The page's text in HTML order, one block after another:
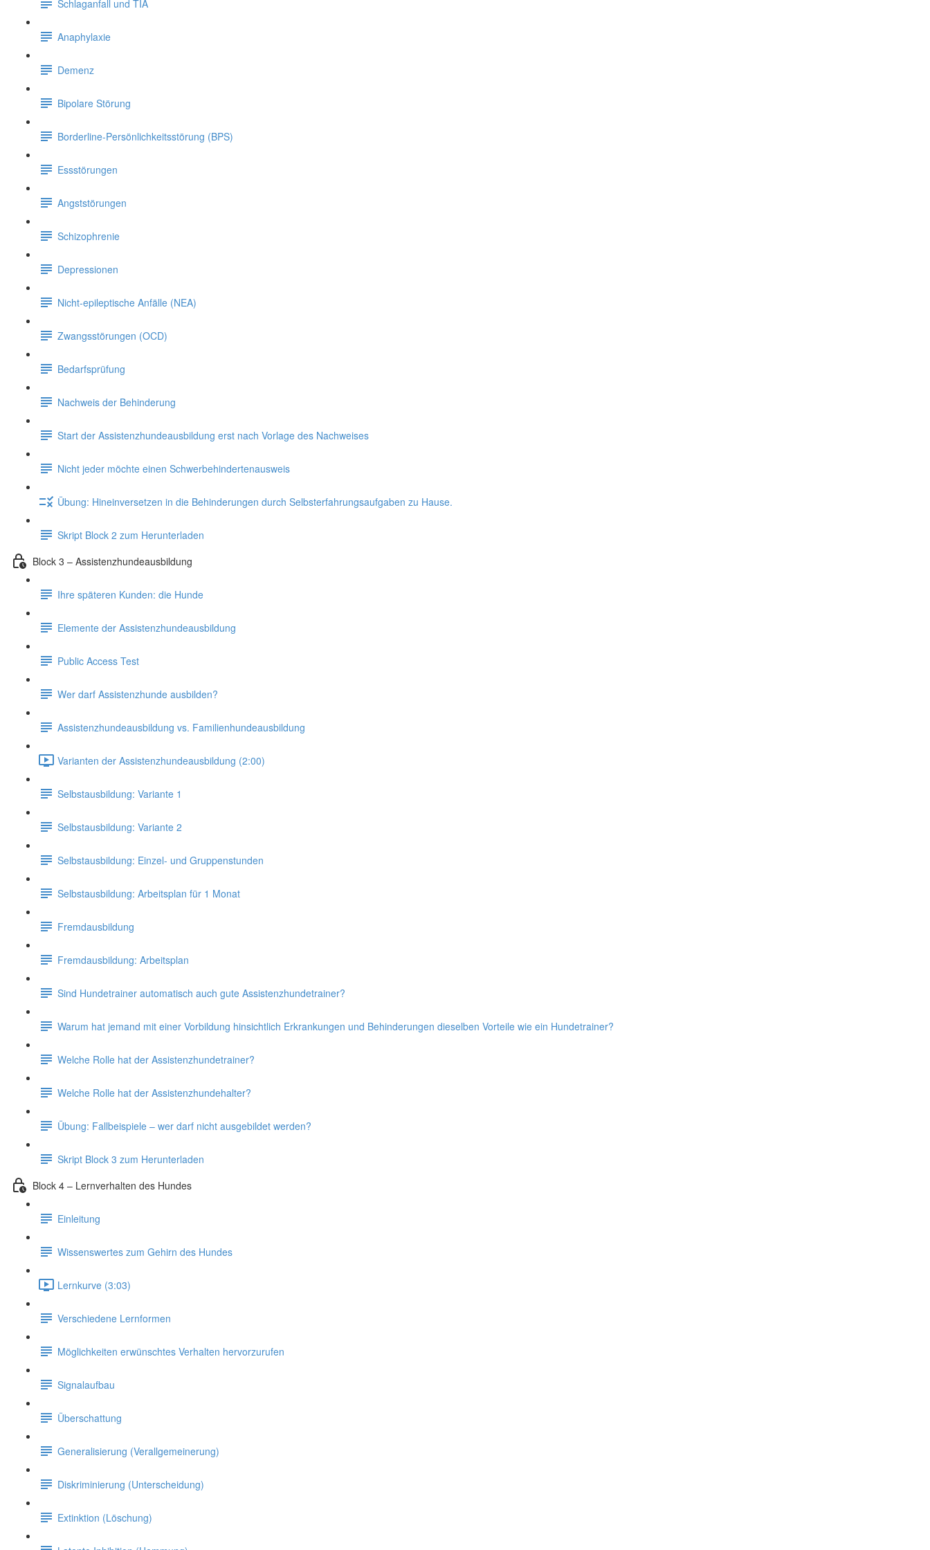
Schlaganfall und TIA
Anaphylaxie
Demenz
Bipolare Störung
Borderline-Persönlichkeitsstörung (BPS)
Essstörungen
Angststörungen
Schizophrenie
Depressionen
Nicht-epileptische Anfälle (NEA)
Zwangsstörungen (OCD)
Bedarfsprüfung
Nachweis der Behinderung
Start der Assistenzhundeausbildung erst nach Vorlage des Nachweises
Nicht jeder möchte einen Schwerbehindertenausweis
Übung: Hineinversetzen in die Behinderungen durch Selbsterfahrungsaufgaben zu Hause.
Skript Block 2 zum Herunterladen
Block 3 – Assistenzhundeausbildung
Ihre späteren Kunden: die Hunde
Elemente der Assistenzhundeausbildung
Public Access Test
Wer darf Assistenzhunde ausbilden?
Assistenzhundeausbildung vs. Familienhundeausbildung
Varianten der Assistenzhundeausbildung (2:00)
Selbstausbildung: Variante 1
Selbstausbildung: Variante 2
Selbstausbildung: Einzel- und Gruppenstunden
Selbstausbildung: Arbeitsplan für 1 Monat
Fremdausbildung
Fremdausbildung: Arbeitsplan
Sind Hundetrainer automatisch auch gute Assistenzhundetrainer?
Warum hat jemand mit einer Vorbildung hinsichtlich Erkrankungen und Behinderungen dieselben Vorteile wie ein Hundetrainer?
Welche Rolle hat der Assistenzhundetrainer?
Welche Rolle hat der Assistenzhundehalter?
Übung: Fallbeispiele – wer darf nicht ausgebildet werden?
Skript Block 3 zum Herunterladen
Block 4 – Lernverhalten des Hundes
Einleitung
Wissenswertes zum Gehirn des Hundes
Lernkurve (3:03)
Verschiedene Lernformen
Möglichkeiten erwünschtes Verhalten hervorzurufen
Signalaufbau
Überschattung
Generalisierung (Verallgemeinerung)
Diskriminierung (Unterscheidung)
Extinktion (Löschung)